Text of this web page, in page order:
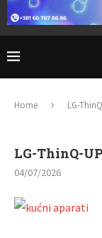
Home LG-
LG-ThinQ-
04/07/2026